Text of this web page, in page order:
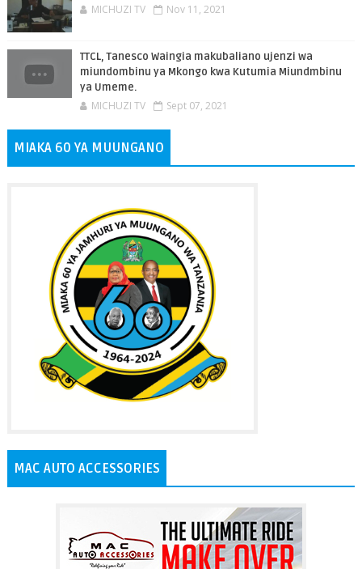
MICHUZI TV Nov 11, 2021
TTCL, Tanesco Waingia makubaliano ujenzi wa
miundombinu ya Mkongo kwa Kutumia Miundmbinu
ya Umeme.
MICHUZI TV Sept 07, 2021
MIAKA 60 YA MUUNGANO
MAC AUTO ACCESSORIES